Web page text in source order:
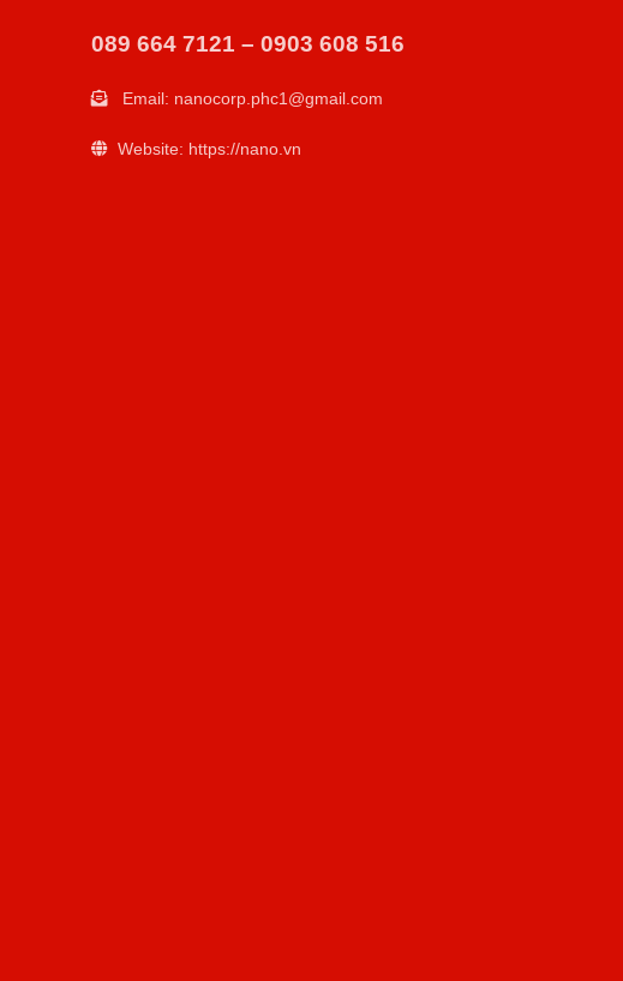
089 664 7121 – 0903 608 516
Email: nanocorp.phc1@gmail.com
Website: https://nano.vn